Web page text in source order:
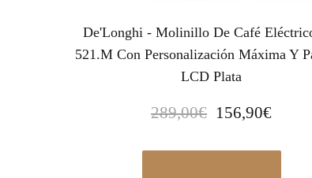
De'Longhi - Molinillo De Café
521.M Con Personalización Máxima Y
LCD Plata
289,00€ E
p
156,90€
p